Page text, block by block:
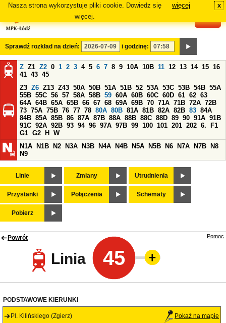
Nasza strona wykorzystuje pliki cookie. Dowiedz się
więcej.
więcej x
Sprawdź rozkład na dzień: i godzinę:
Z Z1 Z2 0 1 2 3 4 5 6 7 8 9 10A 10B 11 12 13 14 15 16
41 43 45
Z3 Z6 Z13 Z43 50A 50B 51A 51B 52 53A 53C 53B 54B 55A
55B 55C 56 57 58A 58B 59 60A 60B 60C 60D 61 62 63
64A 64B 65A 65B 66 67 68 69A 69B 70 71A 71B 72A 72B
73 75A 75B 76 77 78 80A 80B 81A 81B 82A 82B 83 84A
84B 85A 85B 86 87A 87B 88A 88B 88C 88D 89 90 91A 91B
91C 92A 92B 93 94 96 97A 97B 99 100 101 201 202 6.
F1
G1 G2 H
W
N1A
N1B N2 N3A N3B N4A N4B N5A N5B N6 N7A N7B
N8
N9
Linie Zmiany Utrudnienia
Przystanki Połączenia Schematy
Pobierz
Powrót
Linia 45
Pomoc
PODSTAWOWE KIERUNKI
Pl. Kilińskiego (Zgierz) Pokaż na mapie